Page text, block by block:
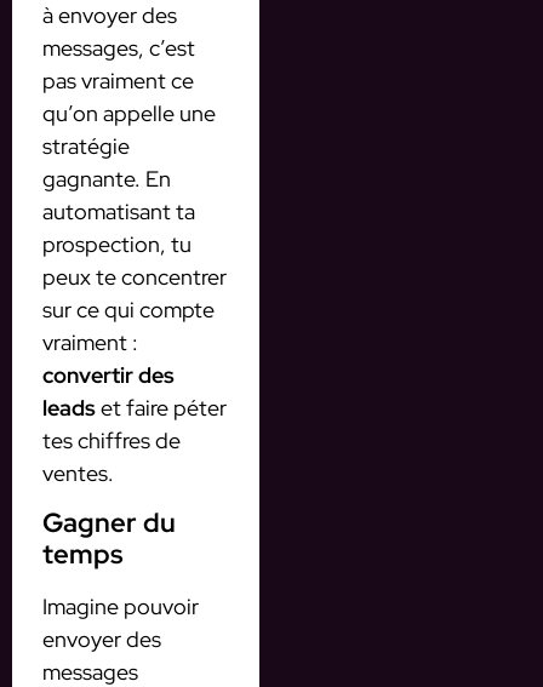
à envoyer des
messages, c’est
pas vraiment ce
qu’on appelle une
stratégie
gagnante. En
automatisant ta
prospection, tu
peux te concentrer
sur ce qui compte
vraiment :
convertir des
leadset faire péter
tes chiffres de
ventes.
Gagner du
temps
Imagine pouvoir
envoyer des
messages